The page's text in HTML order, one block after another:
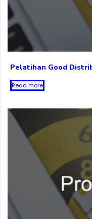
Pelatihan Good
Read more